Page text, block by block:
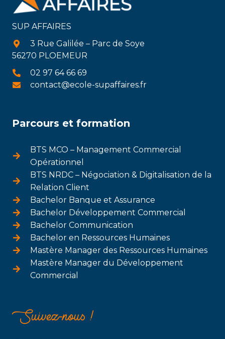
SUP AFFAIRES
3 Rue Galilée – Parc de Soye
56270 PLOEMEUR
02 97 64 66 69
contact@ecole-supaffaires.fr
Parcours et formation
BTS MCO – Management Commercial
Opérationnel
BTS NRDC – Négociation & Digitalisation de la
Relation Client
Bachelor Banque et Assurance
Bachelor Développement Commercial
Bachelor Communication
Bachelor en Ressources Humaines
Mastère Manager des Ressources Humaines
Mastère Manager du Développement
Commercial
Suivez-nous !